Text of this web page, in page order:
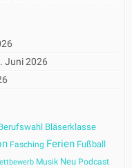
Juni 2026
Bläserklasse
Fasching Ferien Fußball
Musik Neu Podcast